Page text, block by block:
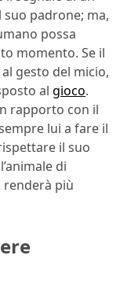
padrone; ma,
possa
momento. Se il
gesto del micio,
al gioco.
rapporto con il
lui a fare il
il suo
di
renderà più